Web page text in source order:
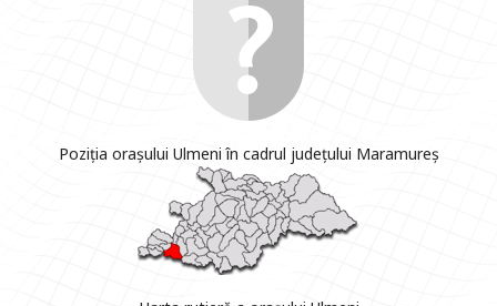
Poziția orașului Ulmeni în cadrul județului Maramureș